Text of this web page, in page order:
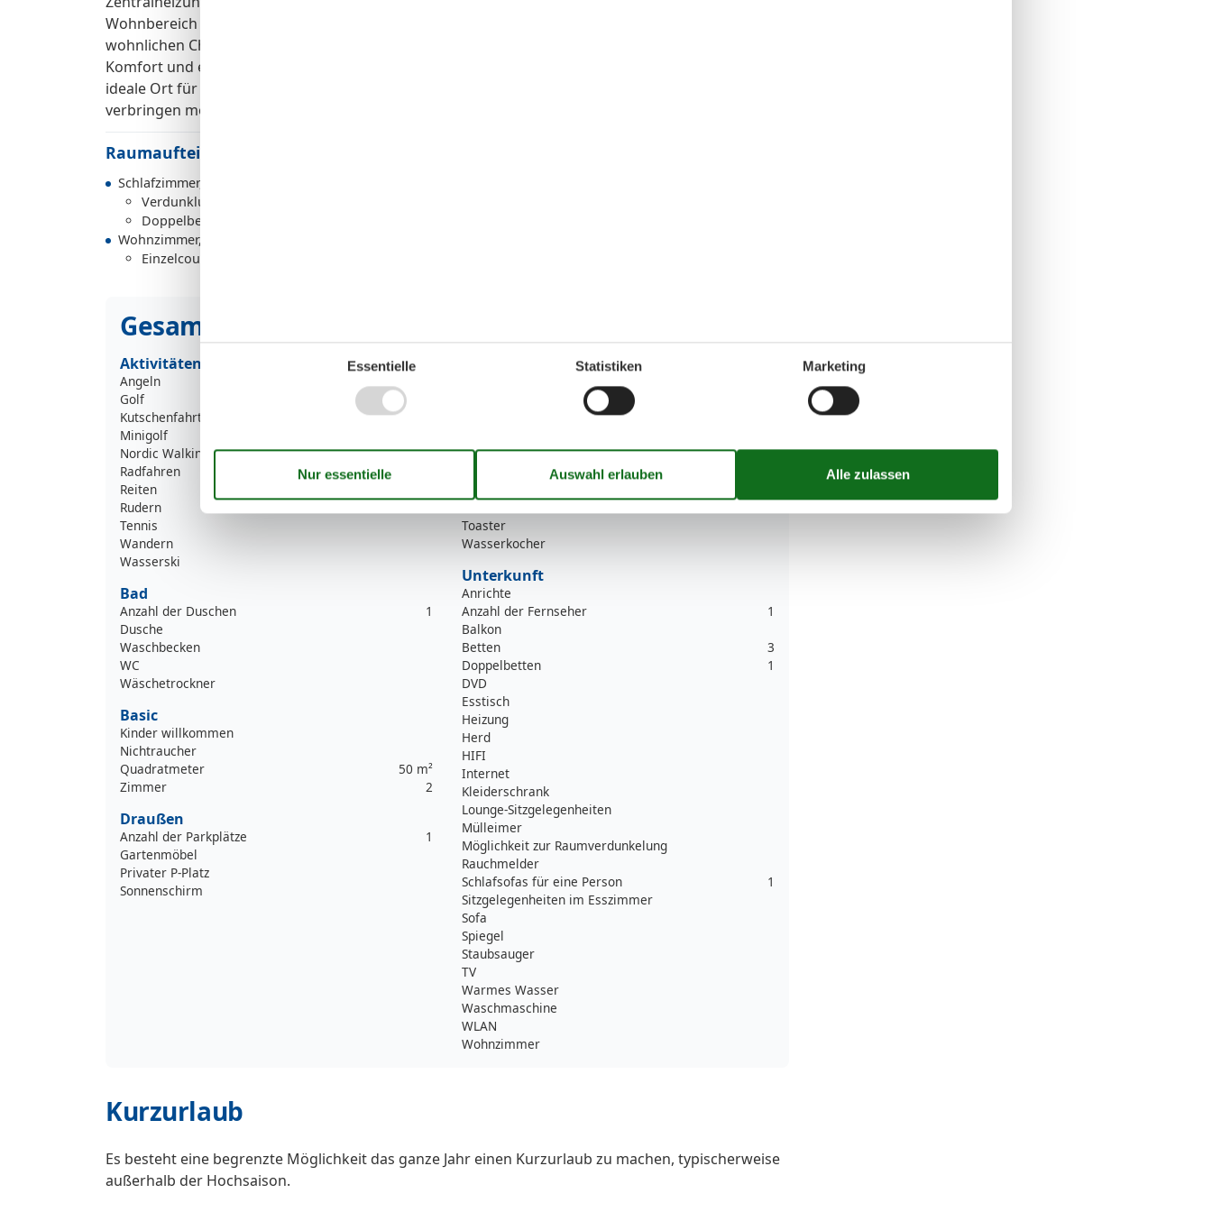
Wohnbereich ist gefliest, während im Schlafzimmer hochwertiges Parkett verlegt ist, was den
wohnlichen Charakter zusätzlich unterstreicht. Die Ferienwohnung Mellum vereint Strandnähe,
Komfort und eine hochwertige Ausstattung zu einem stimmigen Gesamtpaket und ist damit der
ideale Ort für alle, die einen entspannten und zugleich besonderen Urlaub direkt an der Nordsee
verbringen möchten.
Raumaufteilung
Schlafzimmer, 2 Personen
Verdunklungsvorhänge, Kleiderschrank
Doppelbett
Wohnzimmer, 1 Person
Einzelcouch
Gesamte Ausstattung
Aktivitäten
Angeln
Golf
Kutschenfahrten
Minigolf
Nordic Walking
Radfahren
Reiten
Rudern
Tennis
Wandern
Wasserski
Bad
Anzahl der Duschen
1
Dusche
Waschbecken
WC
Wäschetrockner
Basic
Kinder willkommen
Nichtraucher
Quadratmeter
50 m²
Zimmer
2
Draußen
Anzahl der Parkplätze
1
Gartenmöbel
Privater P-Platz
Sonnenschirm
Küche
Toaster
Wasserkocher
Unterkunft
Anrichte
Anzahl der Fernseher
1
Balkon
Betten
3
Doppelbetten
1
DVD
Esstisch
Heizung
Herd
HIFI
Internet
Kleiderschrank
Lounge-Sitzgelegenheiten
Mülleimer
Möglichkeit zur Raumverdunkelung
Rauchmelder
Schlafsofas für eine Person
1
Sitzgelegenheiten im Esszimmer
Sofa
Spiegel
Staubsauger
TV
Warmes Wasser
Waschmaschine
WLAN
Wohnzimmer
Kurzurlaub
Es besteht eine begrenzte Möglichkeit das ganze Jahr einen Kurzurlaub zu machen, typischerweise
außerhalb der Hochsaison.
Essentielle Statistiken Marketing